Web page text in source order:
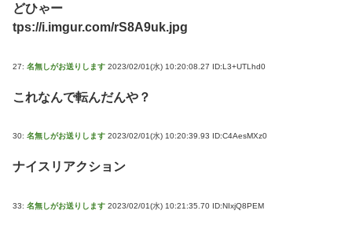
どひゃー
tps://i.imgur.com/rS8A9uk.jpg
27: 名無しがお送りします 2023/02/01(水) 10:20:08.27 ID:L3+UTLhd0
これなんで転んだんや？
30: 名無しがお送りします 2023/02/01(水) 10:20:39.93 ID:C4AesMXz0
ナイスリアクション
33: 名無しがお送りします 2023/02/01(水) 10:21:35.70 ID:NIxjQ8PEM